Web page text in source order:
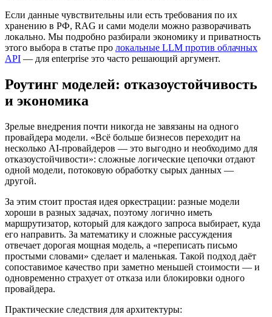
Если данные чувствительны или есть требования по их
хранению в РФ, RAG и сами модели можно разворачивать
локально. Мы подробно разбирали экономику и приватность
этого выбора в статье про локальные LLM против облачных
API — для enterprise это часто решающий аргумент.
Роутинг моделей: отказоустойчивость
и экономика
Зрелые внедрения почти никогда не завязаны на одного
провайдера модели. «Всё больше бизнесов переходит на
несколько AI-провайдеров — это выгодно и необходимо для
отказоустойчивости»: сложные логические цепочки отдают
одной модели, потоковую обработку сырых данных —
другой.
За этим стоит простая идея оркестрации: разные модели
хороши в разных задачах, поэтому логично иметь
маршрутизатор, который для каждого запроса выбирает, куда
его направить. За математику и сложные рассуждения
отвечает дорогая мощная модель, а «переписать письмо
простыми словами» сделает и маленькая. Такой подход даёт
сопоставимое качество при заметно меньшей стоимости — и
одновременно страхует от отказа или блокировки одного
провайдера.
Практические следствия для архитектуры: